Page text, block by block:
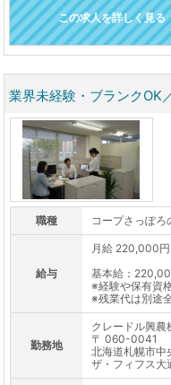
この求人を詳しく見る
業界未経験・ブランクOK
職種 コープさっぽ
給与
月給 220,000
基本給：
※経験や保有資
※残業代は別途
勤務地
クレードル興農
〒 060-0041
北海道札幌市中
ザ・フィフス大